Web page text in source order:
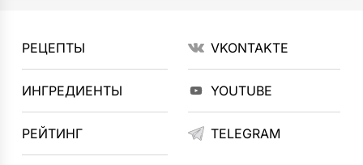
РЕЦЕПТЫ
ИНГРЕДИЕНТЫ
РЕЙТИНГ
VKONTAKTE
YOUTUBE
TELEGRAM